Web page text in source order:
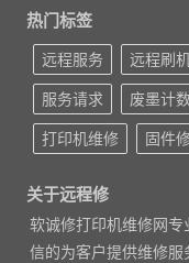
热门标签
远程服务 远程刷
服务请求 废墨计
打印机维修 固件
关于远程修
软诚修打印机维修网
信的为客户提供维修